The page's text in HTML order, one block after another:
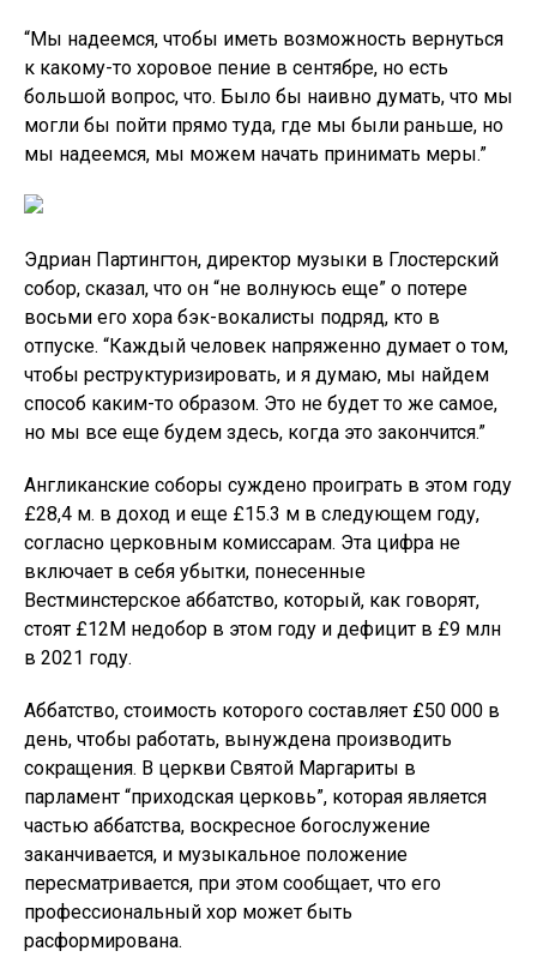
“Мы надеемся, чтобы иметь возможность вернуться
к какому-то хоровое пение в сентябре, но есть
большой вопрос, что. Было бы наивно думать, что мы
могли бы пойти прямо туда, где мы были раньше, но
мы надеемся, мы можем начать принимать меры.”
Эдриан Партингтон, директор музыки в Глостерский
собор, сказал, что он “не волнуюсь еще” о потере
восьми его хора бэк-вокалисты подряд, кто в
отпуске. “Каждый человек напряженно думает о том,
чтобы реструктуризировать, и я думаю, мы найдем
способ каким-то образом. Это не будет то же самое,
но мы все еще будем здесь, когда это закончится.”
Англиканские соборы суждено проиграть в этом году
£28,4 м. в доход и еще £15.3 м в следующем году,
согласно церковным комиссарам. Эта цифра не
включает в себя убытки, понесенные
Вестминстерское аббатство, который, как говорят,
стоят £12М недобор в этом году и дефицит в £9 млн
в 2021 году.
Аббатство, стоимость которого составляет £50 000 в
день, чтобы работать, вынуждена производить
сокращения. В церкви Святой Маргариты в
парламент “приходская церковь”, которая является
частью аббатства, воскресное богослужение
заканчивается, и музыкальное положение
пересматривается, при этом сообщает, что его
профессиональный хор может быть
расформирована.